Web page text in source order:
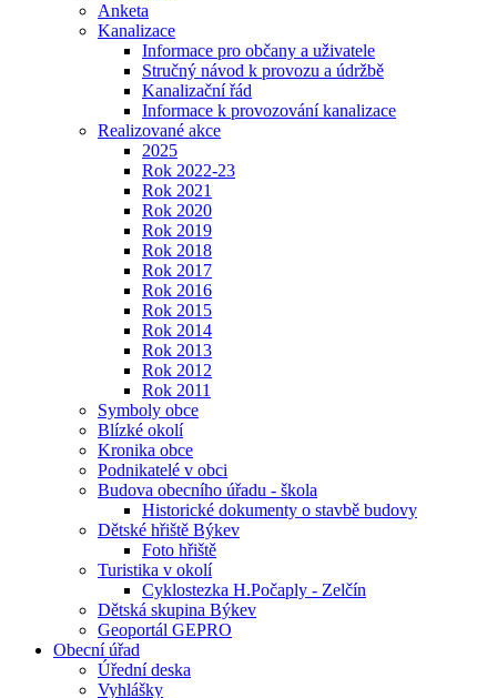
Anketa
Kanalizace
Informace pro občany a uživatele
Stručný návod k provozu a údržbě
Kanalizační řád
Informace k provozování kanalizace
Realizované akce
2025
Rok 2022-23
Rok 2021
Rok 2020
Rok 2019
Rok 2018
Rok 2017
Rok 2016
Rok 2015
Rok 2014
Rok 2013
Rok 2012
Rok 2011
Symboly obce
Blízké okolí
Kronika obce
Podnikatelé v obci
Budova obecního úřadu - škola
Historické dokumenty o stavbě budovy
Dětské hřiště Býkev
Foto hřiště
Turistika v okolí
Cyklostezka H.Počaply - Zelčín
Dětská skupina Býkev
Geoportál GEPRO
Obecní úřad
Úřední deska
Vyhlášky